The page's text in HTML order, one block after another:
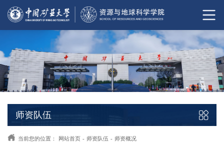
师资队伍
当前您的位置： 网站首页 - 师资队伍 - 师资概况